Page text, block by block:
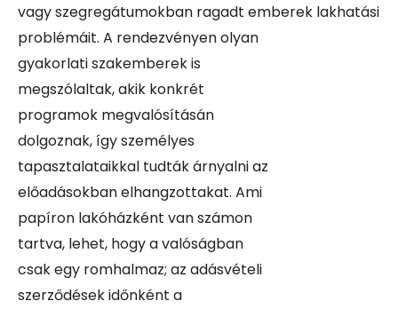
vagy szegregátumokban ragadt emberek lakhatási
problémáit. A rendezvényen olyan
gyakorlati szakemberek is
megszólaltak, akik konkrét
programok megvalósításán
dolgoznak, így személyes
tapasztalataikkal tudták árnyalni az
előadásokban elhangzottakat. Ami
papíron lakóházként van számon
tartva, lehet, hogy a valóságban
csak egy romhalmaz; az adásvételi
szerződések időnként a